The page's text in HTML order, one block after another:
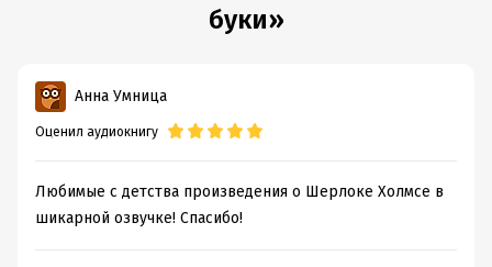
буки»
Анна Умница
Оценил аудиокнигу
Любимые с детства произведения о Шерлоке Холмсе в
шикарной озвучке! Спасибо!